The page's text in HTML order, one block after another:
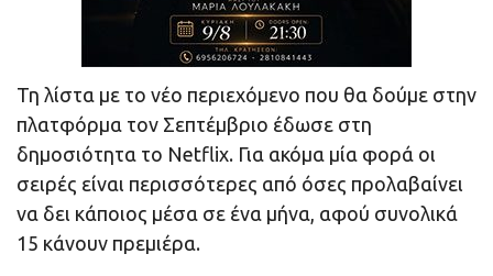
Τη λίστα με το νέο περιεχόμενο που θα δούμε στην
πλατφόρμα τον Σεπτέμβριο έδωσε στη
δημοσιότητα το Netflix. Για ακόμα μία φορά οι
σειρές είναι περισσότερες από όσες προλαβαίνει
να δει κάποιος μέσα σε ένα μήνα, αφού συνολικά
15 κάνουν πρεμιέρα.